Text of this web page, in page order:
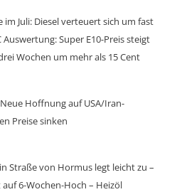
Juli: Diesel verteuert sich um fast
Auswertung: Super E10-Preis steigt
Wochen um mehr als 15 Cent
Hoffnung auf USA/Iran-
Preise sinken
Straße von Hormus legt leicht zu –
auf 6-Wochen-Hoch – Heizöl